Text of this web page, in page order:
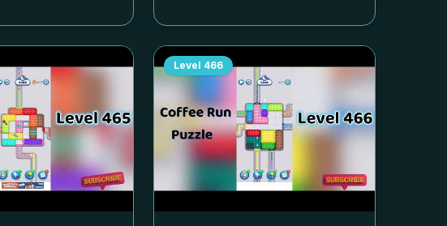
Level 466